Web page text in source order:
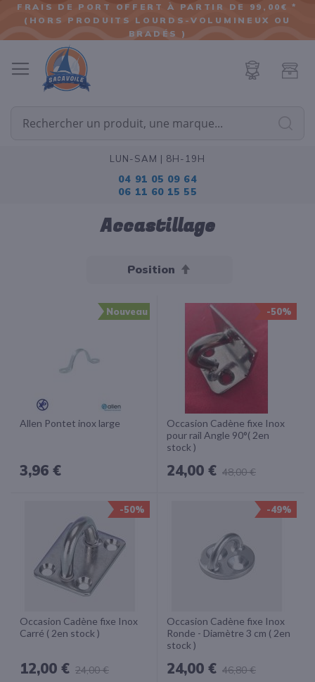
ALLER
AU
FRAIS DE PORT OFFERT À PARTIR DE 99,00€ *
(HORS PRODUITS LOURDS-VOLUMINEUX OU
BRADÉS )
LUN-SAM | 8H-19H
04 91 05 09 64
06 11 60 15 55
Accastillage
Nouveau
Allen Pontet inox large
3,96 €
-50%
Occasion Cadène fixe Inox
pour rail Angle 90°( 2en
stock )
24,00 € 48,00 €
-50%
Occasion Cadène fixe Inox
Carré ( 2en stock )
12,00 € 24,00 €
-49%
Occasion Cadène fixe Inox
Ronde - Diamètre 3 cm ( 2en
stock )
24,00 € 46,80 €